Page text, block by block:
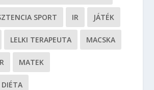
SPORT IR JÁTÉK
LELKI TERAPEUTA MACSKA
MATEK